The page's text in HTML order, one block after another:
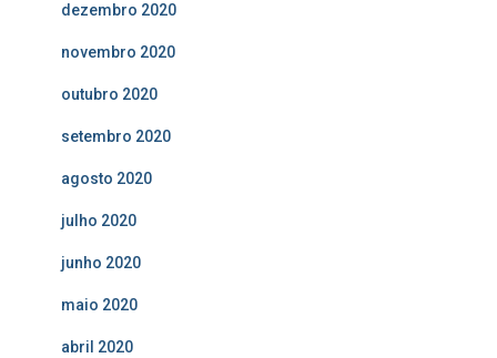
dezembro 2020
novembro 2020
outubro 2020
setembro 2020
agosto 2020
julho 2020
junho 2020
maio 2020
abril 2020